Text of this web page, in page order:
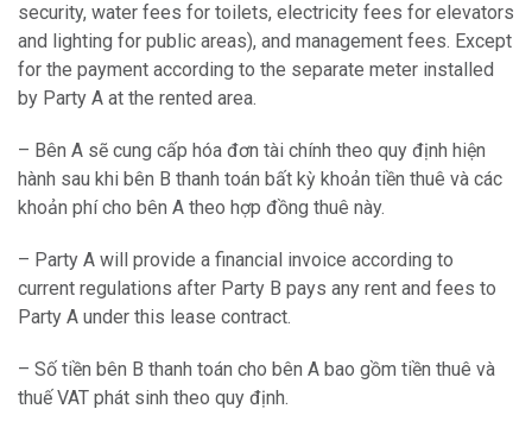
security, water fees for toilets, electricity fees for elevators
and lighting for public areas), and management fees. Except
for the payment according to the separate meter installed
by Party A at the rented area.
– Bên A sẽ cung cấp hóa đơn tài chính theo quy định hiện
hành sau khi bên B thanh toán bất kỳ khoản tiền thuê và các
khoản phí cho bên A theo hợp đồng thuê này.
– Party A will provide a financial invoice according to
current regulations after Party B pays any rent and fees to
Party A under this lease contract.
– Số tiền bên B thanh toán cho bên A bao gồm tiền thuê và
thuế VAT phát sinh theo quy định.